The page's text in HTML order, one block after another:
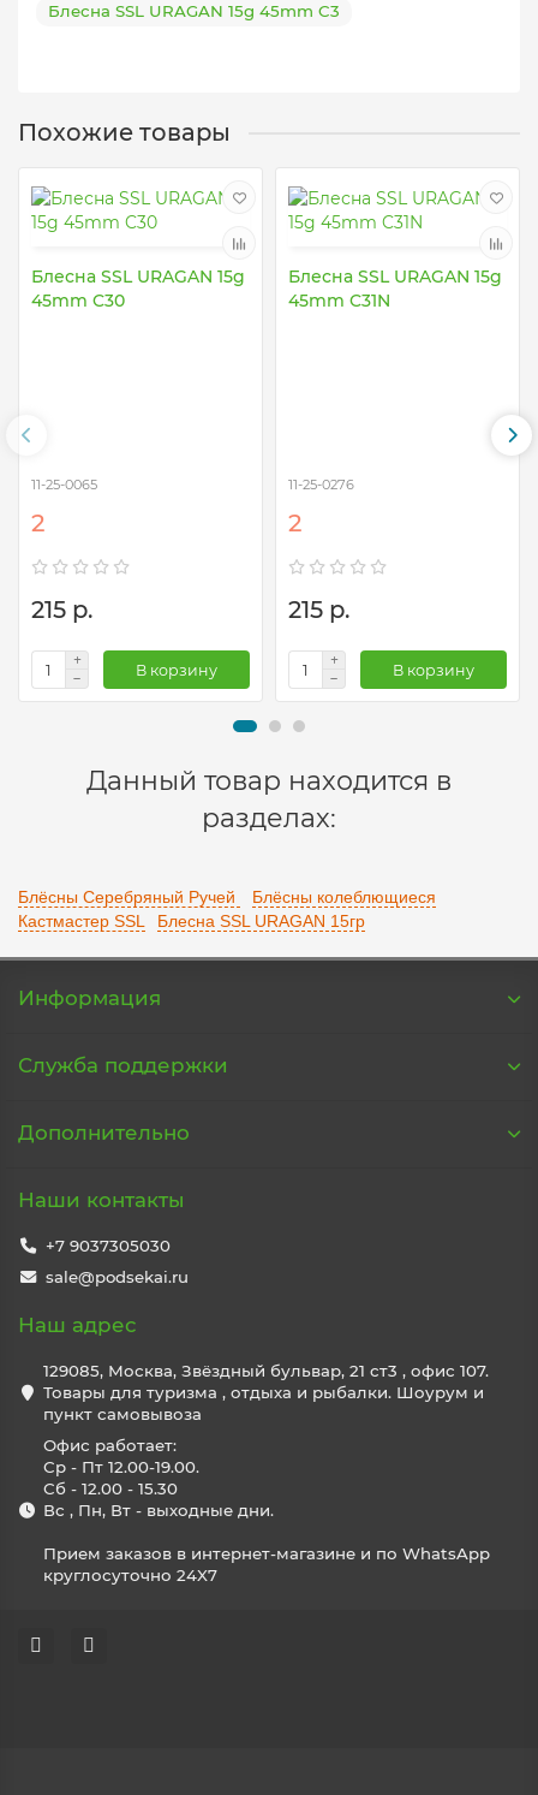
Блесна SSL URAGAN 15g 45mm C3
Похожие товары
Блесна SSL URAGAN 15g
45mm C30
11-25-0065
2
215 р.
В корзину
Блесна SSL URAGAN 15g
45mm C31N
11-25-0276
2
215 р.
В корзину
Данный товар находится в
разделах:
Блёсны Серебряный Ручей
Блёсны колеблющиеся
Кастмастер SSL
Блесна SSL URAGAN 15гр
Информация
Служба поддержки
Дополнительно
Наши контакты
+7 9037305030
sale@podsekai.ru
Наш адрес
129085, Москва, Звёздный бульвар, 21 ст3 , офис 107.
Товары для туризма , отдыха и рыбалки. Шоурум и
пункт самовывоза
Офис работает:
Ср - Пт 12.00-19.00.
Сб - 12.00 - 15.30
Вс , Пн, Вт - выходные дни.
Прием заказов в интернет-магазине и по WhatsApp
круглосуточно 24X7